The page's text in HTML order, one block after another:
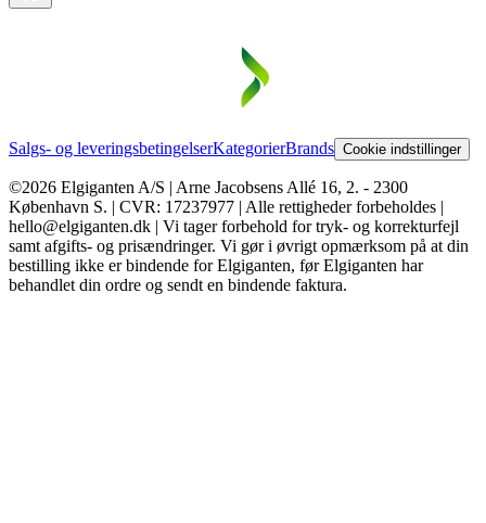
Salgs- og leveringsbetingelserKategorierBrands Cookie indstillinger
©2026 Elgiganten A/S | Arne Jacobsens Allé 16, 2. - 2300
København S. | CVR: 17237977 | Alle rettigheder forbeholdes |
hello@elgiganten.dk | Vi tager forbehold for tryk- og korrekturfejl
samt afgifts- og prisændringer. Vi gør i øvrigt opmærksom på at din
bestilling ikke er bindende for Elgiganten, før Elgiganten har
behandlet din ordre og sendt en bindende faktura.